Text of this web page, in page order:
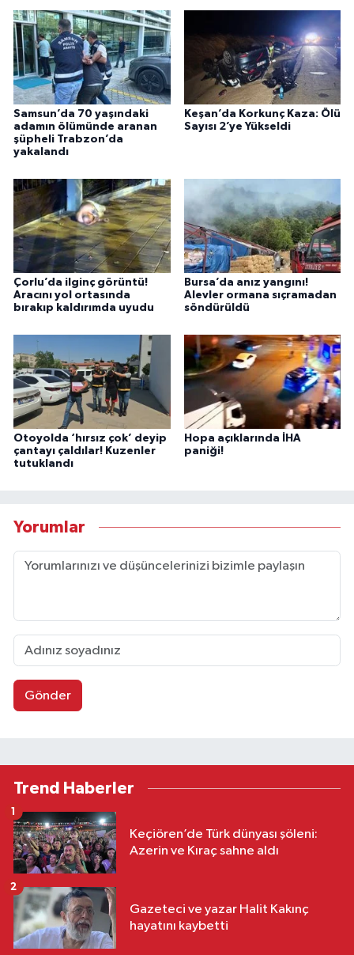
Samsun’da 70 yaşındaki
adamın ölümünde aranan
şüpheli Trabzon’da
yakalandı
Keşan’da Korkunç Kaza: Ölü
Sayısı 2’ye Yükseldi
Çorlu’da ilginç görüntü!
Aracını yol ortasında
bırakıp kaldırımda uyudu
Bursa’da anız yangını!
Alevler ormana sıçramadan
söndürüldü
Otoyolda ‘hırsız çok’ deyip
çantayı çaldılar! Kuzenler
tutuklandı
Hopa açıklarında İHA
paniği!
Yorumlar
Gönder
Trend Haberler
Keçiören’de Türk dünyası şöleni:
Azerin ve Kıraç sahne aldı
1
Gazeteci ve yazar Halit Kakınç
hayatını kaybetti
2